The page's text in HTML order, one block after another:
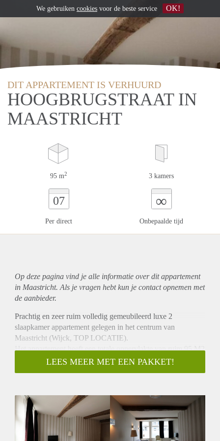
DIT APPARTEMENT IS VERHUURD
HOOGBRUGSTRAAT IN
MAASTRICHT
95 m2 3 kamers
07
Per direct
∞
Onbepaalde tijd
Op deze pagina vind je alle informatie over ditappartement
in Maastricht. Als je vragen hebt kun je contact opnemen met
de aanbieder.
Prachtig en zeer ruim volledig gemeubileerd luxe 2
slaapkamer appartement gelegen in het centrum van
Maastricht (Wijck, TOP LOCATIE).
Het appartement heeft een totale oppervlakte van ruim 95 M2
en is voorzien van 2 slaapkamers, 1 aparte badkamer en
toilet, 1 terras en 1 patio.
De woonkamer is voorzien van een tv met Ziggo mediabox
XL.
Bovendien is er veel lichtinval in de kamer.
De keuken is voorzien van een moderne oven en magnetron.
LEES MEER MET EEN PAKKET!
We gebruiken cookies voor de beste service OK!